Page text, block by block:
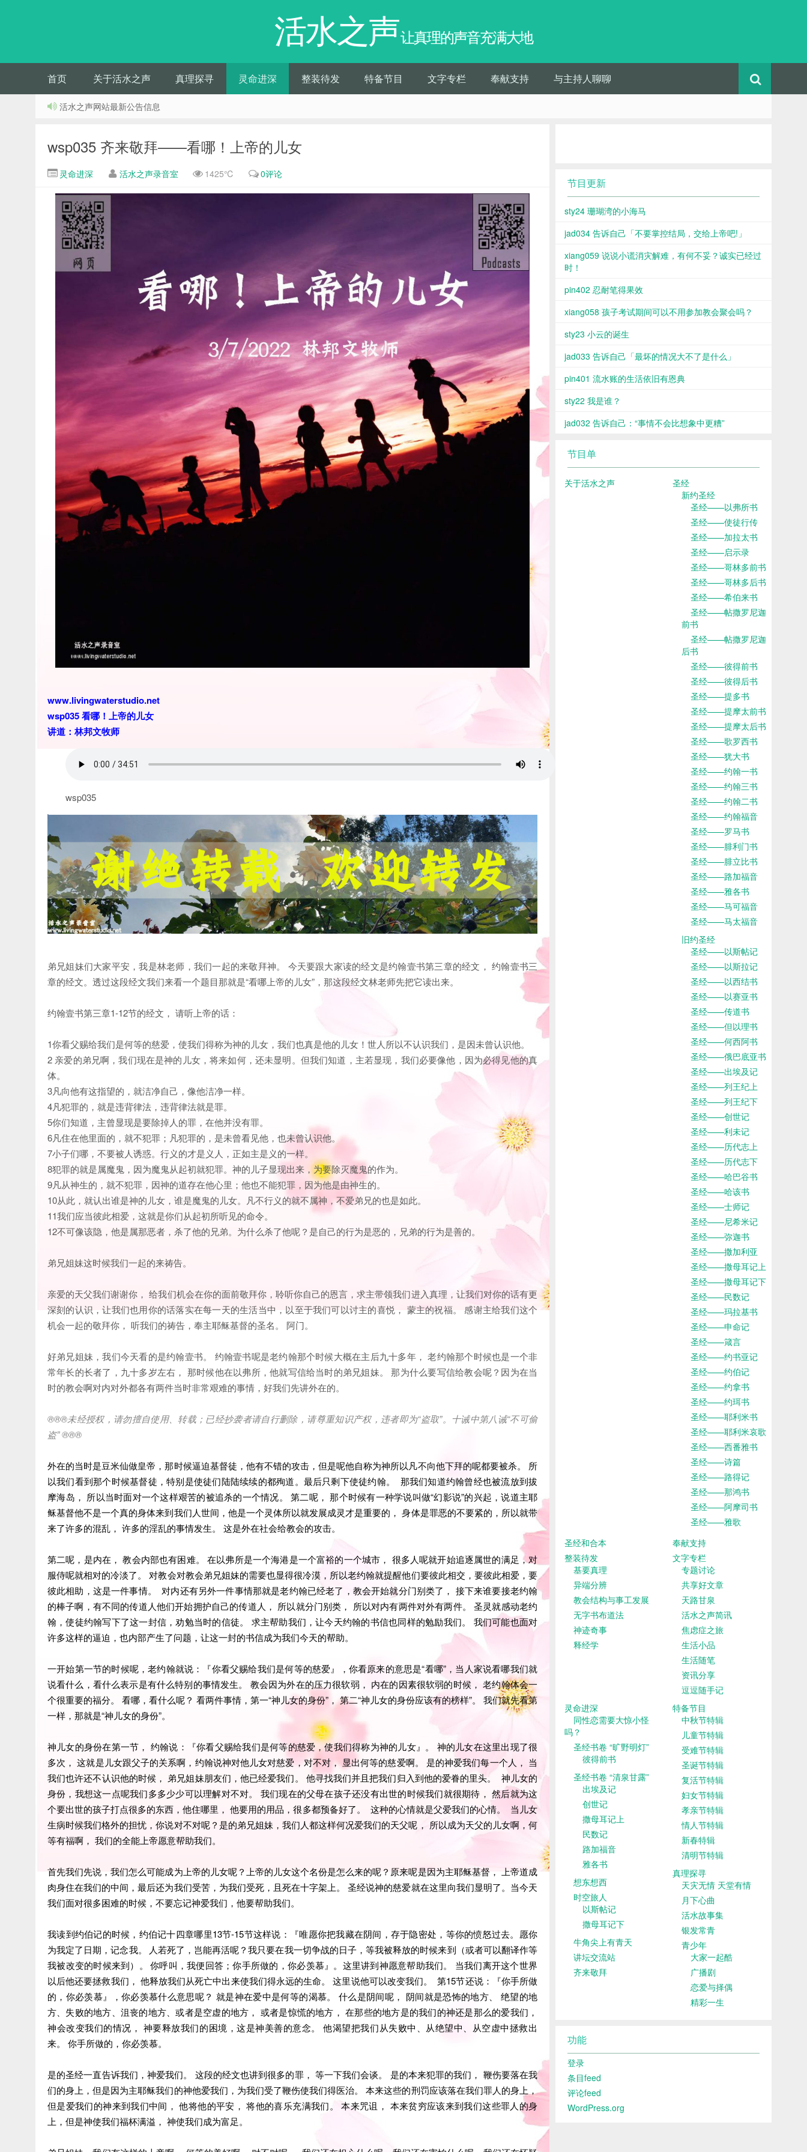
活水之声让真理的声音充满大地
首页 关于活水之声 真理探寻 灵命进深 整装待发 特备节目 文字专栏 奉献支持 与主持人聊聊
活水之声网站最新公告信息
wsp035 齐来敬拜——看哪！上帝的儿女
灵命进深 活水之声录音室 1425℃ 0评论
www.livingwaterstudio.net
wsp035 看哪！上帝的儿女
讲道：林邦文牧师
wsp035
弟兄姐妹们大家平安，我是林老师，我们一起的来敬拜神。 今天要跟大家读的经文是约翰壹书第三章的经文， 约翰壹书三
章的经文。透过这段经文我们来看一个题目那就是“看哪上帝的儿女”，那这段经文林老师先把它读出来。
约翰壹书第三章1-12节的经文， 请听上帝的话：
1你看父赐给我们是何等的慈爱，使我们得称为神的儿女，我们也真是他的儿女！世人所以不认识我们，是因未曾认识他。
2 亲爱的弟兄啊，我们现在是神的儿女，将来如何，还未显明。但我们知道，主若显现，我们必要像他，因为必得见他的真
体。
3凡向他有这指望的，就洁净自己，像他洁净一样。
4凡犯罪的，就是违背律法，违背律法就是罪。
5你们知道，主曾显现是要除掉人的罪，在他并没有罪。
6凡住在他里面的，就不犯罪；凡犯罪的，是未曾看见他，也未曾认识他。
7小子们哪，不要被人诱惑。行义的才是义人，正如主是义的一样。
8犯罪的就是属魔鬼，因为魔鬼从起初就犯罪。神的儿子显现出来，为要除灭魔鬼的作为。
9凡从神生的，就不犯罪，因神的道存在他心里；他也不能犯罪，因为他是由神生的。
10从此，就认出谁是神的儿女，谁是魔鬼的儿女。凡不行义的就不属神，不爱弟兄的也是如此。
11我们应当彼此相爱，这就是你们从起初所听见的命令。
12不可像该隐，他是属那恶者，杀了他的兄弟。为什么杀了他呢？是自己的行为是恶的，兄弟的行为是善的。
弟兄姐妹这时候我们一起的来祷告。
亲爱的天父我们谢谢你， 给我们机会在你的面前敬拜你，聆听你自己的恩言，求主带领我们进入真理，让我们对你的话有更
深刻的认识，让我们也用你的话落实在每一天的生活当中，以至于我们可以讨主的喜悦， 蒙主的祝福。 感谢主给我们这个
机会一起的敬拜你， 听我们的祷告，奉主耶稣基督的圣名。 阿门。
好弟兄姐妹，我们今天看的是约翰壹书。 约翰壹书呢是老约翰那个时候大概在主后九十多年， 老约翰那个时候也是一个非
常年长的长者了，九十多岁左右， 那时候他在以弗所，他就写信给当时的弟兄姐妹。 那为什么要写信给教会呢？因为在当
时的教会啊对内对外都各有两件当时非常艰难的事情，好我们先讲外在的。
®®®未经授权，请勿擅自使用、转载；已经抄袭者请自行删除，请尊重知识产权，违者即为“盗取”。十诫中第八诫“不可偷
盗” ®®®
外在的当时是豆米仙做皇帝，那时候逼迫基督徒，他有不错的攻击，但是呢他自称为神所以凡不向他下拜的呢都要被杀。 所
以我们看到那个时候基督徒，特别是使徒们陆陆续续的都殉道。最后只剩下使徒约翰。 那我们知道约翰曾经也被流放到拔
摩海岛， 所以当时面对一个这样艰苦的被追杀的一个情况。 第二呢， 那个时候有一种学说叫做“幻影说”的兴起，说道主耶
稣基督他不是一个真的身体来到我们人世间，他是一个灵体所以就发展成灵才是重要的， 身体是罪恶的不要紧的，所以就带
来了许多的混乱， 许多的淫乱的事情发生。 这是外在社会给教会的攻击。
第二呢，是内在， 教会内部也有困难。 在以弗所是一个海港是一个富裕的一个城市， 很多人呢就开始追逐属世的满足，对
服侍呢就相对的冷淡了。 对教会对教会弟兄姐妹的需要也显得很冷漠，所以老约翰就提醒他们要彼此相交，要彼此相爱，要
彼此相助，这是一件事情。 对内还有另外一件事情那就是老约翰已经老了，教会开始就分门别类了， 接下来谁要接老约翰
的棒子啊，有不同的传道人他们开始拥护自己的传道人， 所以就分门别类， 所以对内有两件对外有两件。 圣灵就感动老约
翰，使徒约翰写下了这一封信，劝勉当时的信徒。 求主帮助我们，让今天约翰的书信也同样的勉励我们。 我们可能也面对
许多这样的逼迫，也内部产生了问题，让这一封的书信成为我们今天的帮助。
一开始第一节的时候呢，老约翰就说：『你看父赐给我们是何等的慈爱』，你看原来的意思是“看哪”，当人家说看哪我们就
说看什么，看什么表示是有什么特别的事情发生。 教会因为外在的压力很软弱， 内在的因素很软弱的时候， 老约翰体会一
个很重要的福分。 看哪，看什么呢？ 看两件事情，第一“神儿女的身份”， 第二“神儿女的身份应该有的榜样”。 我们就先看第
一样，那就是“神儿女的身份”。
神儿女的身份在第一节， 约翰说：『你看父赐给我们是何等的慈爱，使我们得称为神的儿女』。 神的儿女在这里出现了很
多次， 这就是儿女跟父子的关系啊，约翰说神对他儿女对慈爱，对不对， 显出何等的慈爱啊。 是的神爱我们每一个人， 当
我们也许还不认识他的时候， 弟兄姐妹朋友们，他已经爱我们。 他寻找我们并且把我们归入到他的爱眷的里头。 神儿女的
身份，我想这一点呢我们多多少少可以理解对不对。 我们现在的父母在孩子还没有出世的时候我们就很期待， 然后就为这
个要出世的孩子打点很多的东西，他住哪里， 他要用的用品，很多都预备好了。 这种的心情就是父爱我们的心情。 当儿女
生病时候我们格外的担忧，你说对不对呢？是的弟兄姐妹，我们人都这样何况爱我们的天父呢， 所以成为天父的儿女啊，何
等有福啊， 我们的全能上帝愿意帮助我们。
首先我们先说，我们怎么可能成为上帝的儿女呢？上帝的儿女这个名份是怎么来的呢？原来呢是因为主耶稣基督， 上帝道成
肉身住在我们的中间，最后还为我们受苦，为我们受死，且死在十字架上。 圣经说神的慈爱就在这里向我们显明了。当今天
我们面对很多困难的时候，不要忘记神爱我们，他要帮助我们。
我读到约伯记的时候，约伯记十四章哪里13节-15节这样说：『唯愿你把我藏在阴间，存于隐密处，等你的愤怒过去。愿你
为我定了日期，记念我。
人若死了，岂能再活呢？我只要在我一切争战的日子，等我被释放的时候来到（或者可以翻译作等
我被改变的时候来到）。
你呼叫，我便回答；你手所做的，你必羡慕』。这里讲到神愿意帮助我们。 当我们离开这个世界
以后他还要拯救我们， 他释放我们从死亡中出来使我们得永远的生命。 这里说他可以改变我们。 第15节还说：『你手所做
的，你必羡慕』，你必羡慕什么意思呢？ 就是神在爱中是何等的渴慕。 什么是阴间呢， 阴间就是恐怖的地方、 绝望的地
方、失败的地方、沮丧的地方、或者是空虚的地方， 或者是惊慌的地方， 在那些的地方是的我们的神还是那么的爱我们，
神会改变我们的情况， 神要释放我们的困境，这是神美善的意念。 他渴望把我们从失败中、从绝望中、从空虚中拯救出
来。 你手所做的，你必羡慕。
是的圣经一直告诉我们，神爱我们。 这段的经文也讲到很多的罪， 等一下我们会谈。 是的本来犯罪的我们， 鞭伤要落在我
们的身上，但是因为主耶稣我们的神他爱我们，为我们受了鞭伤使我们得医治。 本来这些的刑罚应该落在我们罪人的身上，
但是爱我们的神来到我们中间， 他将他的平安， 将他的喜乐充满我们。 本来咒诅， 本来贫穷应该来到我们这些罪人的身
上，但是神使我们福杯满溢， 神使我们成为富足。
节目更新
sty24 珊瑚湾的小海马
jad034 告诉自己「不要掌控结局，交给上帝吧!」
xiang059 说说小谎消灾解难，有何不妥？诚实已经过
时！
pin402 忍耐笔得果效
xiang058 孩子考试期间可以不用参加教会聚会吗？
sty23 小云的诞生
jad033 告诉自己「最坏的情况大不了是什么」
pin401 流水账的生活依旧有恩典
sty22 我是谁？
jad032 告诉自己：“事情不会比想象中更糟”
节目单
关于活水之声
圣经
新约圣经
圣经——以弗所书
圣经——使徒行传
圣经——加拉太书
圣经——启示录
圣经——哥林多前书
圣经——哥林多后书
圣经——希伯来书
圣经——帖撒罗尼迦
前书
圣经——帖撒罗尼迦
后书
圣经——彼得前书
圣经——彼得后书
圣经——提多书
圣经——提摩太前书
圣经——提摩太后书
圣经——歌罗西书
圣经——犹大书
圣经——约翰一书
圣经——约翰三书
圣经——约翰二书
圣经——约翰福音
圣经——罗马书
圣经——腓利门书
圣经——腓立比书
圣经——路加福音
圣经——雅各书
圣经——马可福音
圣经——马太福音
旧约圣经
圣经——以斯帖记
圣经——以斯拉记
圣经——以西结书
圣经——以赛亚书
圣经——传道书
圣经——但以理书
圣经——何西阿书
圣经——俄巴底亚书
圣经——出埃及记
圣经——列王纪上
圣经——列王纪下
圣经——创世记
圣经——利未记
圣经——历代志上
圣经——历代志下
圣经——哈巴谷书
圣经——哈该书
圣经——士师记
圣经——尼希米记
圣经——弥迦书
圣经——撒加利亚
圣经——撒母耳记上
圣经——撒母耳记下
圣经——民数记
圣经——玛拉基书
圣经——申命记
圣经——箴言
圣经——约书亚记
圣经——约伯记
圣经——约拿书
圣经——约珥书
圣经——耶利米书
圣经——耶利米哀歌
圣经——西番雅书
圣经——诗篇
圣经——路得记
圣经——那鸿书
圣经——阿摩司书
圣经——雅歌
圣经和合本
奉献支持
整装待发
基要真理
异端分辨
教会结构与事工发展
无字书布道法
神迹奇事
释经学
文字专栏
专题讨论
共享好文章
天路甘泉
活水之声简讯
焦虑症之旅
生活小品
生活随笔
资讯分享
逗逗随手记
灵命进深
同性恋需要大惊小怪
吗？
圣经书卷 “旷野明灯”
彼得前书
圣经书卷 “清泉甘露”
出埃及记
创世记
撒母耳记上
民数记
路加福音
雅各书
想东想西
时空旅人
以斯帖记
撒母耳记下
牛角尖上有青天
讲坛交流站
齐来敬拜
特备节目
中秋节特辑
儿童节特辑
受难节特辑
圣诞节特辑
复活节特辑
妇女节特辑
孝亲节特辑
情人节特辑
新春特辑
清明节特辑
真理探寻
天灾无情 天堂有情
月下心曲
活水故事集
银发常青
青少年
大家一起酷
广播剧
恋爱与择偶
精彩一生
功能
登录
条目feed
评论feed
WordPress.org